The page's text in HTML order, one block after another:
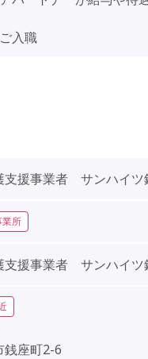
入職
支援事業者 サンハイツ
業所
支援事業者 サンハイツ
銭座町2-6